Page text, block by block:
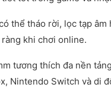
thể tháo rời, lọc tạp âm
khi chơi online.
tương thích đa nền
Nintendo Switch và di